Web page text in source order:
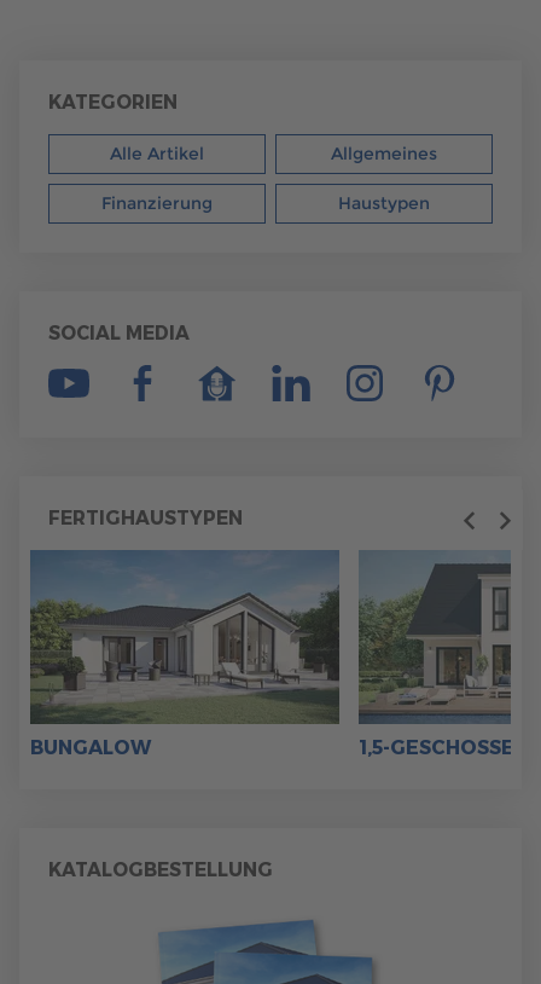
KATEGORIEN
Alle Artikel Allgemeines
Finanzierung Haustypen
SOCIAL MEDIA
FERTIGHAUSTYPEN Previous
BUNGALOW 1,5-GESCHOSSER
KATALOGBESTELLUNG